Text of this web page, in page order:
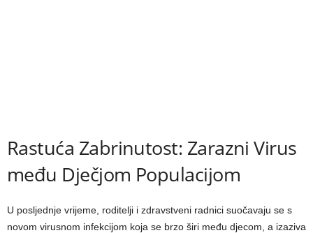
Rastuća Zabrinutost: Zarazni Virus
među Dječjom Populacijom
U posljednje vrijeme, roditelji i zdravstveni radnici suočavaju se s
novom virusnom infekcijom koja se brzo širi među djecom, a izaziva